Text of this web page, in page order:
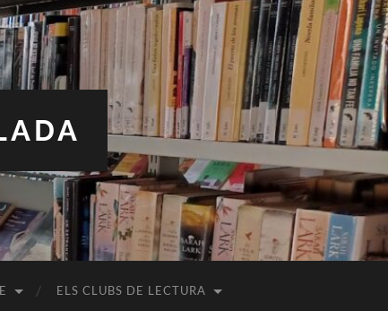
ELS CLUBS DE LECTURA